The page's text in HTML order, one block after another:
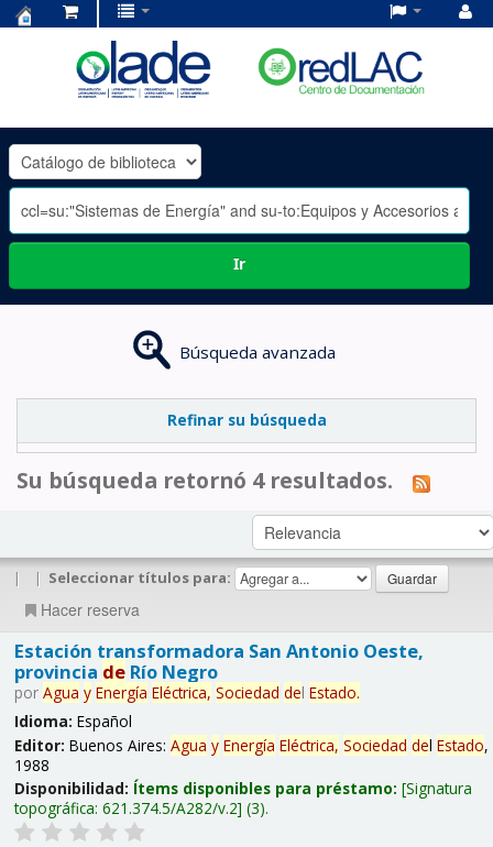
OLADE
-
Ir
Búsqueda avanzada
Refinar su búsqueda
Su búsqueda retornó 4 resultados.
| | Seleccionar títulos para:
Hacer reserva
Estación transformadora San Antonio Oeste,
provincia deRío Negro
por Agua y Energía Eléctrica, Sociedad del Estado.
Idioma: Español
Editor: Buenos Aires: Agua y Energía Eléctrica, Sociedad del Estado,
1988
Disponibilidad: Ítems disponibles para préstamo: Signatura
topográfica: 621.374.5/A282/v.2 (3).